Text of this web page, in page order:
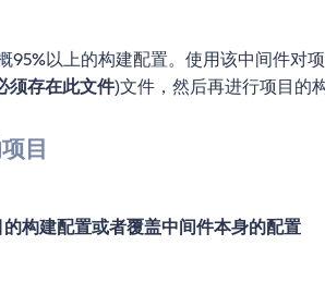
以上的构建配置。使用该中间件对
须存在此文件)文件，然后再进行项目的构
目
构建配置或者覆盖中间件本身的配置